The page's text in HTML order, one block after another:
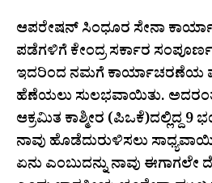
ಆಪರೇಷನ್‌ ಸಿಂಧೂರ ಸೇನಾ
ಪಡೆಗಳಿಗೆ ಕೇಂದ್ರ ಸರ್ಕಾರ ಸಂಪೂರ್ಣ
ಇದರಿಂದ ನಮಗೆ ಕಾರ್ಯಾಚರಣೆಯ
ಹೆಣೆಯಲು ಸುಲಭವಾಯಿತು. ಅದರಂತೆ
ಆಕ್ರಮಿತ ಕಾಶ್ಮೀರ (ಪಿಒಕೆ)ದಲ್ಲಿದ್ದ 9
ನಾವು ಹೊಡೆದುರುಳಿಸಲು
ಏನು ಎಂಬುದನ್ನು ನಾವು ಈಗಾಗಲೇ